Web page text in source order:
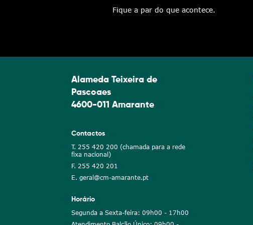
Fique a par do que acontece.
Alameda Teixeira de
Pascoaes
4600-011 Amarante
Contactos
T. 255 420 200 (chamada para a rede
fixa nacional)
F. 255 420 201
E. geral@cm-amarante.pt
Horário
Segunda a Sexta-feira: 09h00 - 17h00